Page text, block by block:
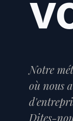
Notre
où nous
Dites-